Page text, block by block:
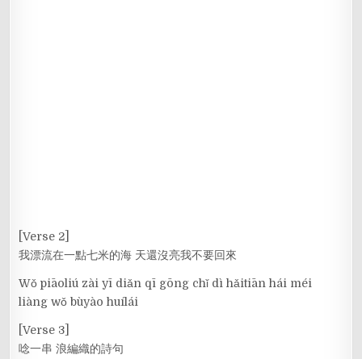
[Verse 2]
我漂流在一點七米的海 天還沒亮我不要回來
Wǒ piāoliú zài yī diǎn qī gōng chǐ dì hǎitiān hái méi
liàng wǒ bùyào huílái
[Verse 3]
唸一串 浪編織的詩句